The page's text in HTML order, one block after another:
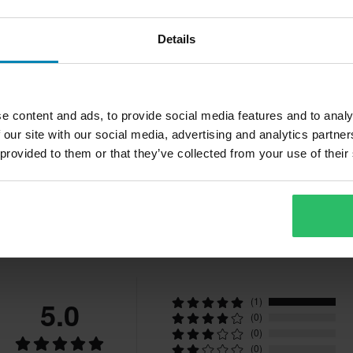
Details
content and ads, to provide social media features and to
site with our social media, advertising and analytics
to them or that they’ve collected from your use of
Kosketusnäyttö
Tekstiili
aina parhaamme
hinnan kilpailijalta,
hurmasta. Sinun
25,99 € -34%
Crossihanskat 100% Brisker
5.0
(1)
(0)
(0)
(0)